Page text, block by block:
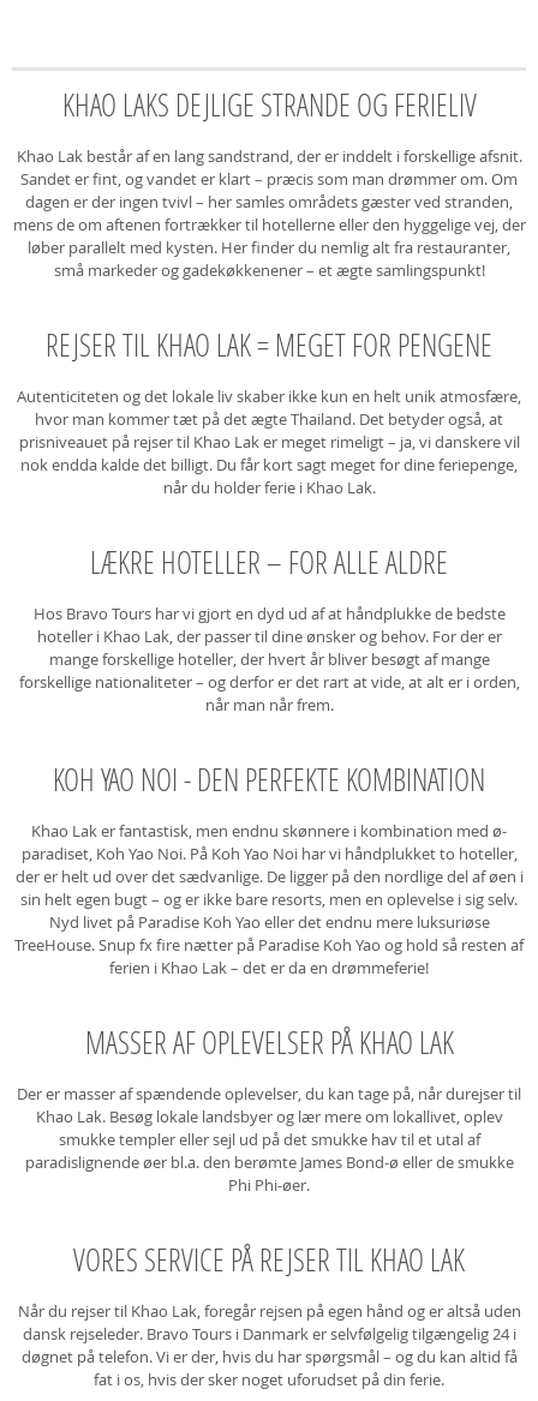
KHAO LAKS DEJLIGE STRANDE OG FERIELIV
Khao Lak består af en lang sandstrand, der er inddelt i forskellige afsnit.
Sandet er fint, og vandet er klart – præcis som man drømmer om. Om
dagen er der ingen tvivl – her samles områdets gæster ved stranden,
mens de om aftenen fortrækker til hotellerne eller den hyggelige vej, der
løber parallelt med kysten. Her finder du nemlig alt fra restauranter,
små markeder og gadekøkkenener – et ægte samlingspunkt!
REJSER TIL KHAO LAK = MEGET FOR PENGENE
Autenticiteten og det lokale liv skaber ikke kun en helt unik atmosfære,
hvor man kommer tæt på det ægte Thailand. Det betyder også, at
prisniveauet på rejser til Khao Lak er meget rimeligt – ja, vi danskere vil
nok endda kalde det billigt. Du får kort sagt meget for dine feriepenge,
når du holder ferie i Khao Lak.
LÆKRE HOTELLER – FOR ALLE ALDRE
Hos Bravo Tours har vi gjort en dyd ud af at håndplukke de bedste
hoteller i Khao Lak, der passer til dine ønsker og behov. For der er
mange forskellige hoteller, der hvert år bliver besøgt af mange
forskellige nationaliteter – og derfor er det rart at vide, at alt er i orden,
når man når frem.
KOH YAO NOI - DEN PERFEKTE KOMBINATION
Khao Lak er fantastisk, men endnu skønnere i kombination med ø-
paradiset, Koh Yao Noi. På Koh Yao Noi har vi håndplukket to hoteller,
der er helt ud over det sædvanlige. De ligger på den nordlige del af øen i
sin helt egen bugt – og er ikke bare resorts, men en oplevelse i sig selv.
Nyd livet på Paradise Koh Yao eller det endnu mere luksuriøse
TreeHouse. Snup fx fire nætter på Paradise Koh Yao og hold så resten af
ferien i Khao Lak – det er da en drømmeferie!
MASSER AF OPLEVELSER PÅ KHAO LAK
Der er masser af spændende oplevelser, du kan tage på, når durejser til
Khao Lak. Besøg lokale landsbyer og lær mere om lokallivet, oplev
smukke templer eller sejl ud på det smukke hav til et utal af
paradislignende øer bl.a. den berømte James Bond-ø eller de smukke
Phi Phi-øer.
VORES SERVICE PÅ REJSER TIL KHAO LAK
Når du rejser til Khao Lak, foregår rejsen på egen hånd og er altså uden
dansk rejseleder. Bravo Tours i Danmark er selvfølgelig tilgængelig 24 i
døgnet på telefon. Vi er der, hvis du har spørgsmål – og du kan altid få
fat i os, hvis der sker noget uforudset på din ferie.